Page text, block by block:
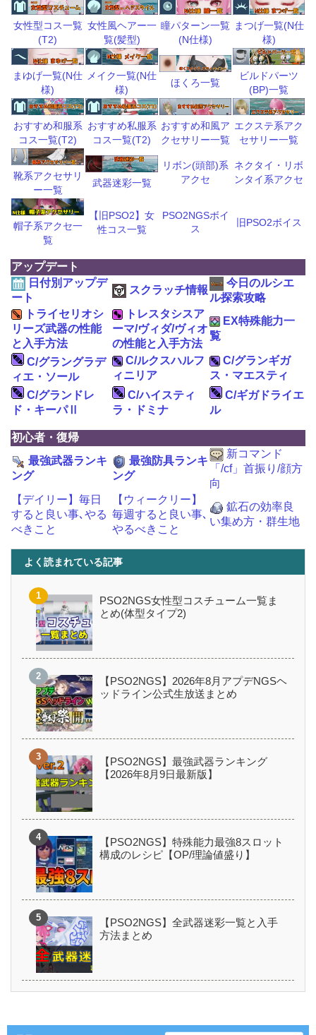
女性型コス一覧
(T2)
女性風ヘアー一
覧(髪型)
瞳パターン一覧
(N仕様)
まつげ一覧(N仕
様)
まゆげ一覧(N仕
様)
メイク一覧(N仕
様)
ほくろ一覧
ビルドパーツ
(BP)一覧
おすすめ和服系
コス一覧(T2)
おすすめ私服系
コス一覧(T2)
おすすめ和風ア
クセサリー一覧
エクステ系アク
セサリー一覧
靴系アクセサリ
ー一覧
武器迷彩一覧
リボン(頭部)系
アクセ
ネクタイ・リボ
ンタイ系アクセ
帽子系アクセ一
覧
【旧PSO2】女
性コス一覧
PSO2NGSボイ
ス
旧PSO2ボイス
アップデート
日付別アップデ
ート
スクラッチ情報
今日のルシエ
ル探索攻略
トライセリオシ
リーズ武器の性能
と入手方法
トレスタシスア
ーマ/ヴィダ/ヴィオ
の性能と入手方法
EX特殊能力一
覧
C/グラングラデ
ィエ・ソール
C/ルクスハルフ
ィニリア
C/グランギガ
ス・マエスティ
C/グランドレ
ド・キーパⅡ
C/ハイスティ
ラ・ドミナ
C/ギガドライエ
ル
初心者・復帰
最強武器ランキ
ング
最強防具ランキ
ング
新コマンド
「/cf」首振り/顔方
向
【デイリー】毎日
すると良い事､やる
べきこと
【ウィークリー】
毎週すると良い事､
やるべきこと
鉱石の効率良
い集め方・群生地
よく読まれている記事
PSO2NGS女性型コスチューム一覧ま
とめ(体型タイプ2)
【PSO2NGS】2026年8月アプデNGSヘ
ッドライン公式生放送まとめ
【PSO2NGS】最強武器ランキング
【2026年8月9日最新版】
【PSO2NGS】特殊能力最強8スロット
構成のレシピ【OP/理論値盛り】
【PSO2NGS】全武器迷彩一覧と入手
方法まとめ